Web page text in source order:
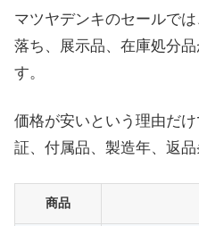
マツヤデンキのセールで
落ち、展示品、在庫処分
す。
価格が安いという理由だ
証、付属品、製造年、返
商品